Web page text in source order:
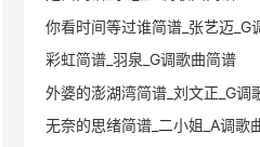
你看时间等过谁简谱_张艺迈_G调歌曲
彩虹简谱_羽泉_G调歌曲简谱
外婆的澎湖湾简谱_刘文正_G调歌曲
无奈的思绪简谱_二小姐_A调歌